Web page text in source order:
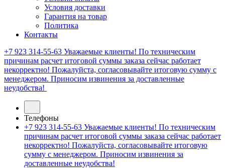
Условия доставки
Гарантия на товар
Политика
Контакты
+7 923 314-55-63 Уважаемые клиенты! По техническим
причинам расчет итоговой суммы заказа сейчас работает
некорректно! Пожалуйста, согласовывайте итоговую сумму с
менеджером. Приносим извинения за доставленные
неудобства!
Телефоны
+7 923 314-55-63 Уважаемые клиенты! По техническим
причинам расчет итоговой суммы заказа сейчас работает
некорректно! Пожалуйста, согласовывайте итоговую
сумму с менеджером. Приносим извинения за
доставленные неудобства!